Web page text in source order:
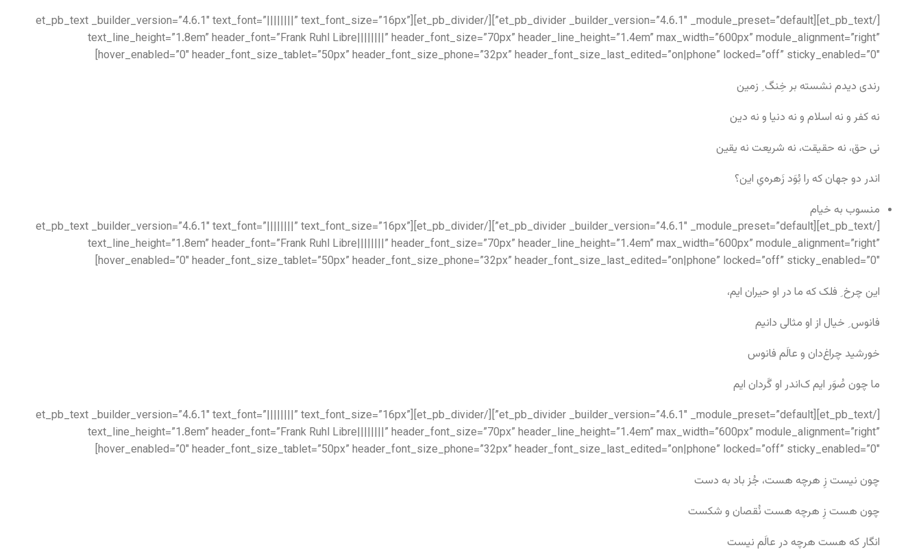
[/et_pb_text][et_pb_divider _builder_version=”4.6.1″ _module_preset=”default”][/et_pb_divider][et_pb_text _builder_version=”4.6.1″ text_font=”||||||||” text_font_size=”16px”
text_line_height=”1.8em” header_font=”Frank Ruhl Libre||||||||” header_font_size=”70px” header_line_height=”1.4em” max_width=”600px” module_alignment=”right”
hover_enabled=”0″ header_font_size_tablet=”50px” header_font_size_phone=”32px” header_font_size_last_edited=”on|phone” locked=”off” sticky_enabled=”0″]
رندی دیدم نشسته بر خِنگ ِ زمین
نه کفر و نه اسلام و نه دنیا و نه دین
نی حق، نه حقیقت، نه شریعت نه یقین
اندر دو جهان که را بُوَد زَهره‌یِ این؟
منسوب به خیام
[/et_pb_text][et_pb_divider _builder_version=”4.6.1″ _module_preset=”default”][/et_pb_divider][et_pb_text _builder_version=”4.6.1″ text_font=”||||||||” text_font_size=”16px”
text_line_height=”1.8em” header_font=”Frank Ruhl Libre||||||||” header_font_size=”70px” header_line_height=”1.4em” max_width=”600px” module_alignment=”right”
hover_enabled=”0″ header_font_size_tablet=”50px” header_font_size_phone=”32px” header_font_size_last_edited=”on|phone” locked=”off” sticky_enabled=”0″]
این چرخ ِ فلک که ما در او حیران ایم،
فانوس ِ خیال از او مثالی دانیم
خورشید چراغ‌دان و عالَم فانوس
ما چون صُوَر ایم ک‌اندر او گَردان ایم
[/et_pb_text][et_pb_divider _builder_version=”4.6.1″ _module_preset=”default”][/et_pb_divider][et_pb_text _builder_version=”4.6.1″ text_font=”||||||||” text_font_size=”16px”
text_line_height=”1.8em” header_font=”Frank Ruhl Libre||||||||” header_font_size=”70px” header_line_height=”1.4em” max_width=”600px” module_alignment=”right”
hover_enabled=”0″ header_font_size_tablet=”50px” header_font_size_phone=”32px” header_font_size_last_edited=”on|phone” locked=”off” sticky_enabled=”0″]
چون نیست زِ هرچه هست، جُز باد به دست
چون هست زِ هرچه هست نُقصان و شکست
انگار که هست هرچه در عالَم نیست